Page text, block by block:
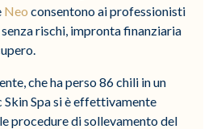
Neo consentono ai professionisti
rischi, impronta finanziaria
che ha perso 86 chili in un
Skin Spa si è effettivamente
procedure di sollevamento del